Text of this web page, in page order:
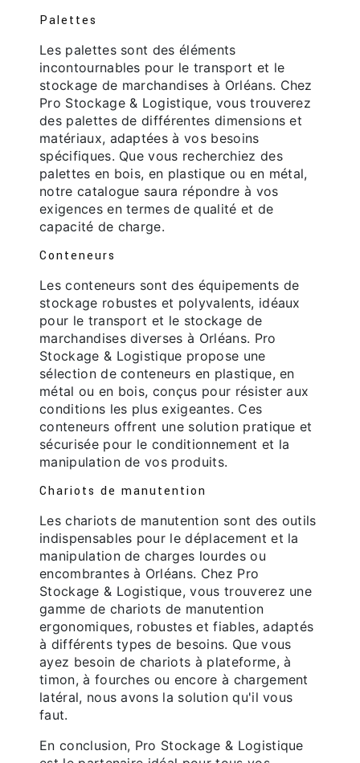
Palettes
Les palettes sont des éléments
incontournables pour le transport et le
stockage de marchandises à Orléans. Chez
Pro Stockage & Logistique, vous trouverez
des palettes de différentes dimensions et
matériaux, adaptées à vos besoins
spécifiques. Que vous recherchiez des
palettes en bois, en plastique ou en métal,
notre catalogue saura répondre à vos
exigences en termes de qualité et de
capacité de charge.
Conteneurs
Les conteneurs sont des équipements de
stockage robustes et polyvalents, idéaux
pour le transport et le stockage de
marchandises diverses à Orléans. Pro
Stockage & Logistique propose une
sélection de conteneurs en plastique, en
métal ou en bois, conçus pour résister aux
conditions les plus exigeantes. Ces
conteneurs offrent une solution pratique et
sécurisée pour le conditionnement et la
manipulation de vos produits.
Chariots de manutention
Les chariots de manutention sont des outils
indispensables pour le déplacement et la
manipulation de charges lourdes ou
encombrantes à Orléans. Chez Pro
Stockage & Logistique, vous trouverez une
gamme de chariots de manutention
ergonomiques, robustes et fiables, adaptés
à différents types de besoins. Que vous
ayez besoin de chariots à plateforme, à
timon, à fourches ou encore à chargement
latéral, nous avons la solution qu'il vous
faut.
En conclusion, Pro Stockage & Logistique